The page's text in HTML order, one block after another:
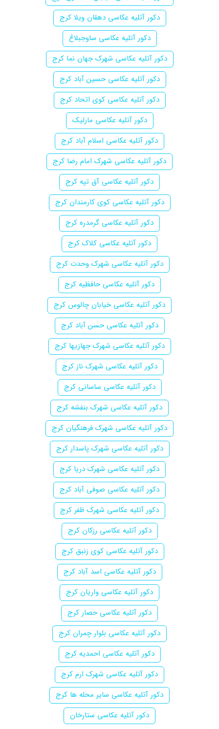
دکور آتلیه عکاسی دهقان ویلا کرج
دکور آتلیه عکاسی ساوجبلاغ
دکور آتلیه عکاسی شهرک جهان نما کرج
دکور آتلیه عکاسی حسین آباد کرج
دکور آتلیه عکاسی کوی اتحاد کرج
دکور آتلیه عکاسی مارلیک
دکور آتلیه عکاسی اسلام آباد کرج
دکور آتلیه عکاسی شهرک امام رضا کرج
دکور آتلیه عکاسی آق تپه کرج
دکور آتلیه عکاسی کوی کارمندان کرج
دکور آتلیه عکاسی گرمدره کرج
دکور آتلیه عکاسی کلاک کرج
دکور آتلیه عکاسی شهرک وحدت کرج
دکور آتلیه عکاسی حافظیه کرج
دکور آتلیه عکاسی خیابان چالوس کرج
دکور آتلیه عکاسی حسن آباد کرج
دکور آتلیه عکاسی شهرک جهازیها کرج
دکور آتلیه عکاسی شهرک ناز کرج
دکور آتلیه عکاسی ساسانی کرج
دکور آتلیه عکاسی شهرک بنفشه کرج
دکور آتلیه عکاسی شهرک فرهنگیان کرج
دکور آتلیه عکاسی شهرک پاسدار کرج
دکور آتلیه عکاسی شهرک دریا کرج
دکور آتلیه عکاسی صوفی آباد کرج
دکور آتلیه عکاسی شهرک ظفر کرج
دکور آتلیه عکاسی رزکان کرج
دکور آتلیه عکاسی کوی زنبق کرج
دکور آتلیه عکاسی اسد آباد کرج
دکور آتلیه عکاسی واریان کرج
دکور آتلیه عکاسی حصار کرج
دکور آتلیه عکاسی بلوار چمران کرج
دکور آتلیه عکاسی احمدیه کرج
دکور آتلیه عکاسی شهرک ارم کرج
دکور آتلیه عکاسی سایر محله ها کرج
دکور آتلیه عکاسی ستارخان